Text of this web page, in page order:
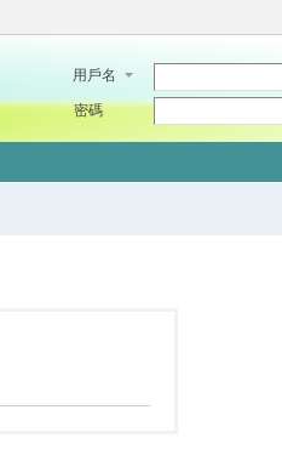
用戶名
密碼